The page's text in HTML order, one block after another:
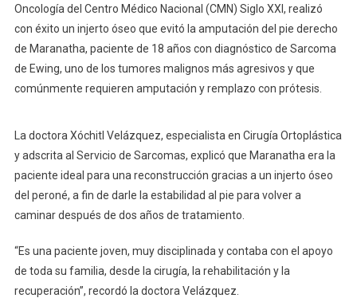
En
Adolescente
Oncología del Centro Médico Nacional (CMN) Siglo XXI, realizó
con éxito un injerto óseo que evitó la amputación del pie derecho
de Maranatha, paciente de 18 años con diagnóstico de Sarcoma
de Ewing, uno de los tumores malignos más agresivos y que
comúnmente requieren amputación y remplazo con prótesis.
La doctora Xóchitl Velázquez, especialista en Cirugía Ortoplástica
y adscrita al Servicio de Sarcomas, explicó que Maranatha era la
paciente ideal para una reconstrucción gracias a un injerto óseo
del peroné, a fin de darle la estabilidad al pie para volver a
caminar después de dos años de tratamiento.
“Es una paciente joven, muy disciplinada y contaba con el apoyo
de toda su familia, desde la cirugía, la rehabilitación y la
recuperación”, recordó la doctora Velázquez.